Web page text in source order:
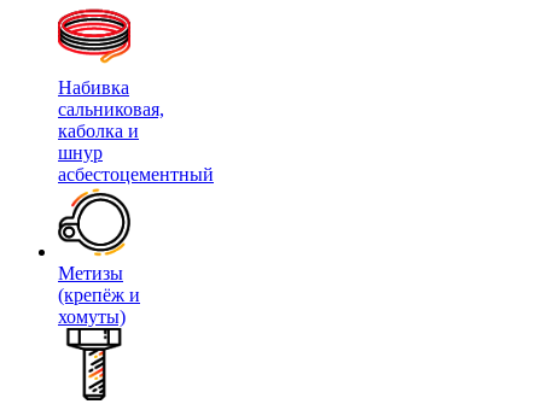
Набивка
сальниковая,
каболка и
шнур
асбестоцементный
Метизы
(крепёж и
хомуты)